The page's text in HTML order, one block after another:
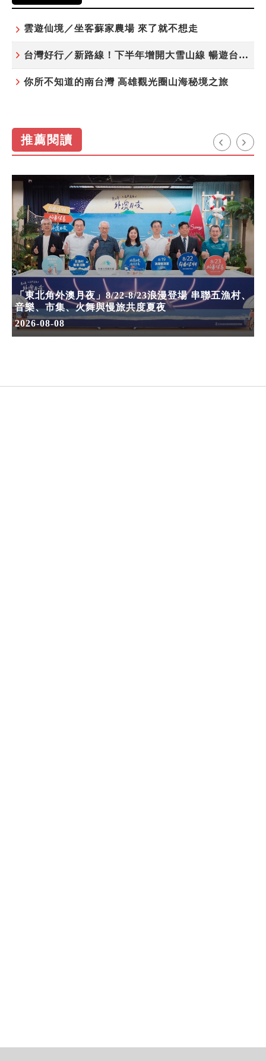
雲遊仙境／坐客蘇家農場 來了就不想走
台灣好行／新路線！下半年增開大雪山線 暢遊台中更便利
你所不知道的南台灣 高雄觀光圈山海秘境之旅
推薦閱讀
「東北角外澳月夜」8/22-8/23浪漫登場 串聯五漁村、
音樂、市集、火舞與慢旅共度夏夜
2026-08-08